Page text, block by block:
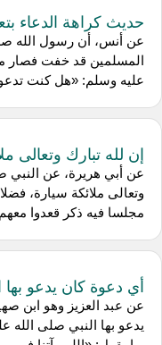
حديث كراهة الدعاء
عن أنس، أن رسول الله
المسلمين قد خفت فصار
عليه وسلم: «هل كنت
إن لله تبارك وتعالى
عن أبي هريرة، عن النبي
وتعالى ملائكة سيارة،
مجلسا فيه ذكر قعدوا
أي دعوة كان يدعو بها
عن عبد العزيز وهو ابن
يدعو بها النبي صلى الله